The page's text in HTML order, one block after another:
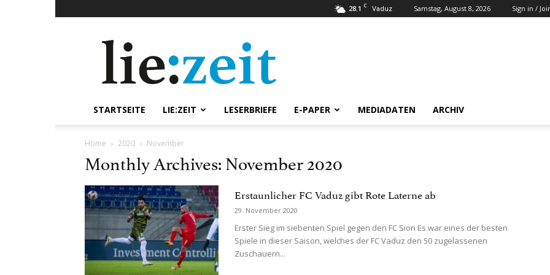
28.1 C Vaduz Samstag, August 8, 2026 Sign in /
STARTSEITE LIE:ZEIT LESERBRIEFE E-PAPER MEDIADATEN ARCHIV
Home 2020 November
Monthly Archives: November 2020
Erstaunlicher FC Vaduz gibt Rote Laterne ab
29. November 2020
Erster Sieg im siebenten Spiel gegen den FC Sion Es war eines der besten
Spiele in dieser Saison, welches der FC Vaduz den 50 zugelassenen
Zuschauern...